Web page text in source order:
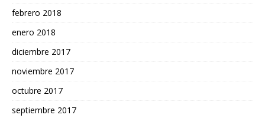
febrero 2018
enero 2018
diciembre 2017
noviembre 2017
octubre 2017
septiembre 2017